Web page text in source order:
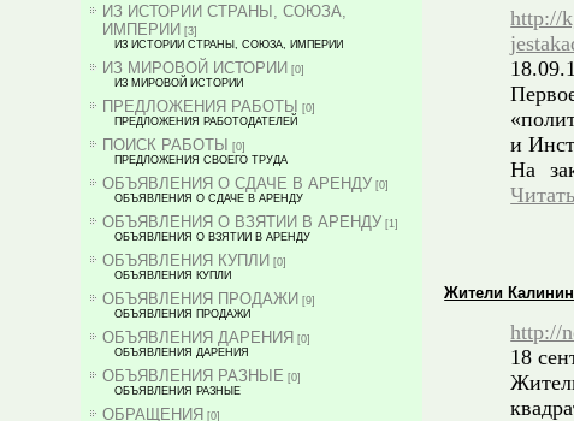
ИЗ ИСТОРИИ СТРАНЫ, СОЮЗА,
ИМПЕРИИ [3]
ИЗ ИСТОРИИ СТРАНЫ, СОЮЗА, ИМПЕРИИ
ИЗ МИРОВОЙ ИСТОРИИ [0]
ИЗ МИРОВОЙ ИСТОРИИ
ПРЕДЛОЖЕНИЯ РАБОТЫ
[0]
ПРЕДЛОЖЕНИЯ РАБОТОДАТЕЛЕЙ
ПОИСК РАБОТЫ
[0]
ПРЕДЛОЖЕНИЯ СВОЕГО ТРУДА
ОБЪЯВЛЕНИЯ О СДАЧЕ В АРЕНДУ [0]
ОБЪЯВЛЕНИЯ О СДАЧЕ В АРЕНДУ
ОБЪЯВЛЕНИЯ О ВЗЯТИИ В АРЕНДУ [1]
ОБЪЯВЛЕНИЯ О ВЗЯТИИ В АРЕНДУ
ОБЪЯВЛЕНИЯ КУПЛИ [0]
ОБЪЯВЛЕНИЯ КУПЛИ
ОБЪЯВЛЕНИЯ ПРОДАЖИ [9]
ОБЪЯВЛЕНИЯ ПРОДАЖИ
ОБЪЯВЛЕНИЯ ДАРЕНИЯ [0]
ОБЪЯВЛЕНИЯ ДАРЕНИЯ
ОБЪЯВЛЕНИЯ РАЗНЫЕ [0]
ОБЪЯВЛЕНИЯ РАЗНЫЕ
ОБРАЩЕНИЯ [0]
http://
и
На
Жители
http://
18